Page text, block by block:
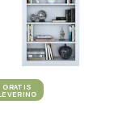
GRATIS